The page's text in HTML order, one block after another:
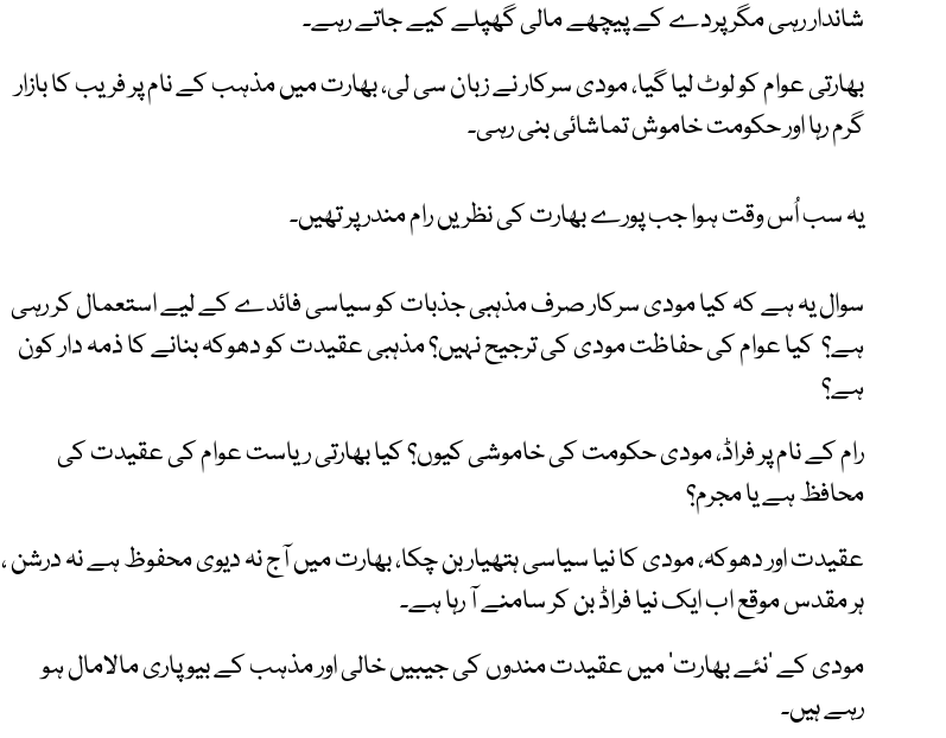
شاندار رہی مگر پردے کے پیچھے مالی گھپلے کیے جاتے رہے۔
بھارتی عوام کو لوٹ لیا گیا، مودی سرکار نے زبان سی لی، بھارت میں مذہب کے نام پر فریب کا بازار
گرم رہا اور حکومت خاموش تماشائی بنی رہی۔
یہ سب اُس وقت ہوا جب پورے بھارت کی نظریں رام مندر پر تھیں۔
سوال یہ ہے کہ کیا مودی سرکار صرف مذہبی جذبات کو سیاسی فائدے کے لیے استعمال کر رہی
ہے؟ کیا عوام کی حفاظت مودی کی ترجیح نہیں؟ مذہبی عقیدت کو دھوکہ بنانے کا ذمہ دار کون
ہے؟
رام کے نام پر فراڈ، مودی حکومت کی خاموشی کیوں؟ کیا بھارتی ریاست عوام کی عقیدت کی
محافظ ہے یا مجرم؟
عقیدت اور دھوکہ، مودی کا نیا سیاسی ہتھیار بن چکا، بھارت میں آج نہ دیوی محفوظ ہے نہ درشن ،
ہر مقدس موقع اب ایک نیا فراڈ بن کر سامنے آ رہا ہے۔
مودی کے 'نئے بھارت' میں عقیدت مندوں کی جیبیں خالی اور مذہب کے بیوپاری مالامال ہو
رہے ہیں۔